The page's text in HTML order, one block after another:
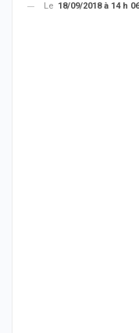
Le 18/09/2018 à 14 h